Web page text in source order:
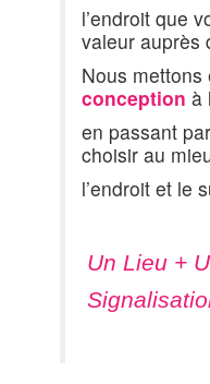
l’endroit que
valeur auprès
Nous
conception à
en passant
choisir au
l’endroit et le
Un Lieu +